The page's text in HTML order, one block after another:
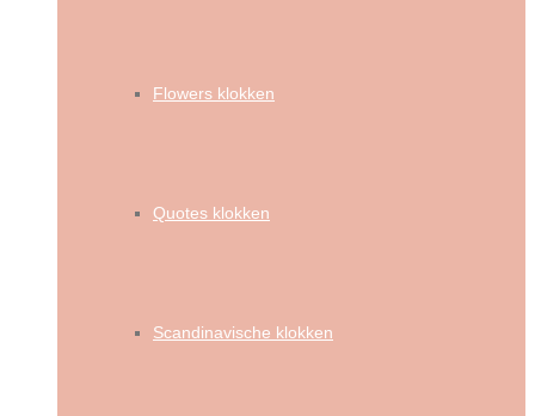
Flowers klokken
Quotes klokken
Scandinavische klokken